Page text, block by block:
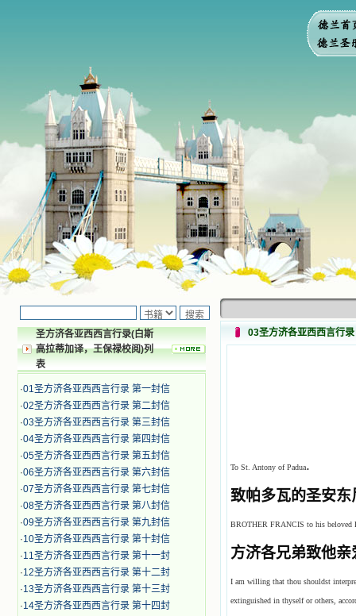
圣方济各亚西西言行录(白斯
高拉蒂加译，王保禄校阅)列
表
·01圣方济各亚西西言行录 第一封信
·02圣方济各亚西西言行录 第二封信
·03圣方济各亚西西言行录 第三封信
·04圣方济各亚西西言行录 第四封信
·05圣方济各亚西西言行录 第五封信
·06圣方济各亚西西言行录 第六封信
·07圣方济各亚西西言行录 第七封信
·08圣方济各亚西西言行录 第八封信
·09圣方济各亚西西言行录 第九封信
·10圣方济各亚西西言行录 第十封信
·11圣方济各亚西西言行录 第十一封
·12圣方济各亚西西言行录 第十二封
·13圣方济各亚西西言行录 第十三封
·14圣方济各亚西西言行录 第十四封
03圣方济各亚西西言行
To St. Antony of Padua.
致帕多瓦的圣安东
BROTHER FRANCIS to his beloved
方济各兄弟致他
I am willing that thou shouldst
extinguished in thyself or others,